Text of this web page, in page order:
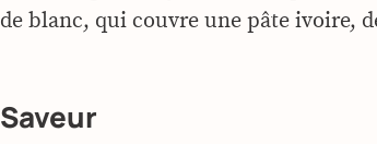
de blanc, qui couvre une pâte ivoire,
Saveur